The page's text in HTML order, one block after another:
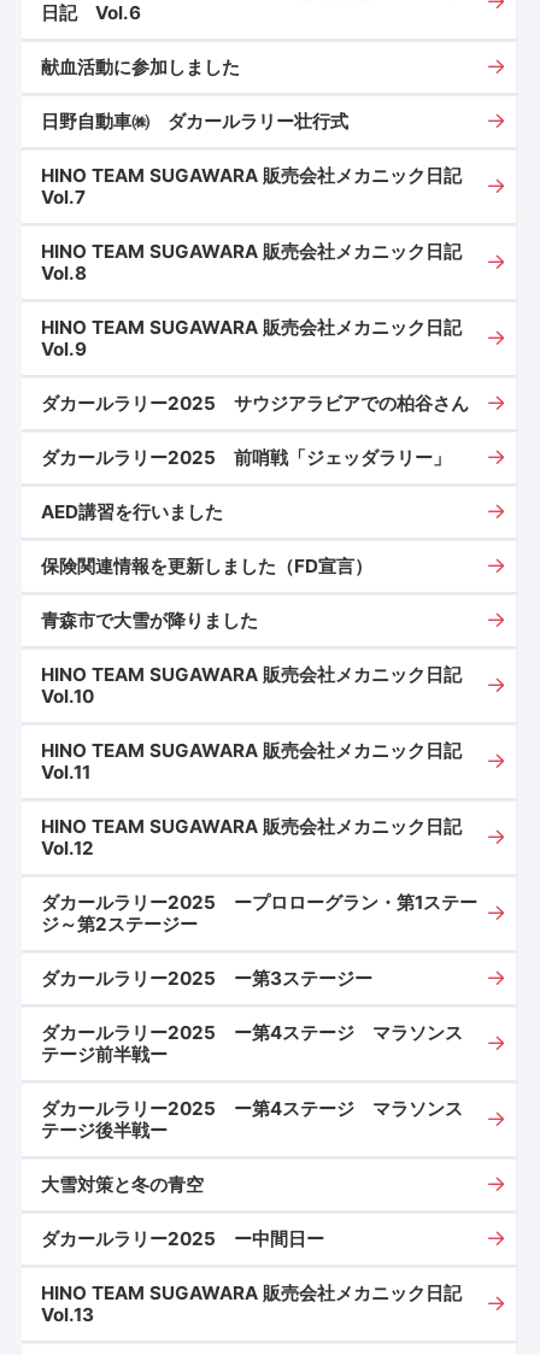
日記 Vol.6
献血活動に参加しました
日野自動車㈱ ダカールラリー壮行式
HINO TEAM SUGAWARA 販売会社メカニック日記
Vol.7
HINO TEAM SUGAWARA 販売会社メカニック日記
Vol.8
HINO TEAM SUGAWARA 販売会社メカニック日記
Vol.9
ダカールラリー2025 サウジアラビアでの柏谷さん
ダカールラリー2025 前哨戦「ジェッダラリー」
AED講習を行いました
保険関連情報を更新しました（FD宣言）
青森市で大雪が降りました
HINO TEAM SUGAWARA 販売会社メカニック日記
Vol.10
HINO TEAM SUGAWARA 販売会社メカニック日記
Vol.11
HINO TEAM SUGAWARA 販売会社メカニック日記
Vol.12
ダカールラリー2025 ープロローグラン・第1ステー
ジ～第2ステージー
ダカールラリー2025 ー第3ステージー
ダカールラリー2025 ー第4ステージ マラソンス
テージ前半戦ー
ダカールラリー2025 ー第4ステージ マラソンス
テージ後半戦ー
大雪対策と冬の青空
ダカールラリー2025 ー中間日ー
HINO TEAM SUGAWARA 販売会社メカニック日記
Vol.13